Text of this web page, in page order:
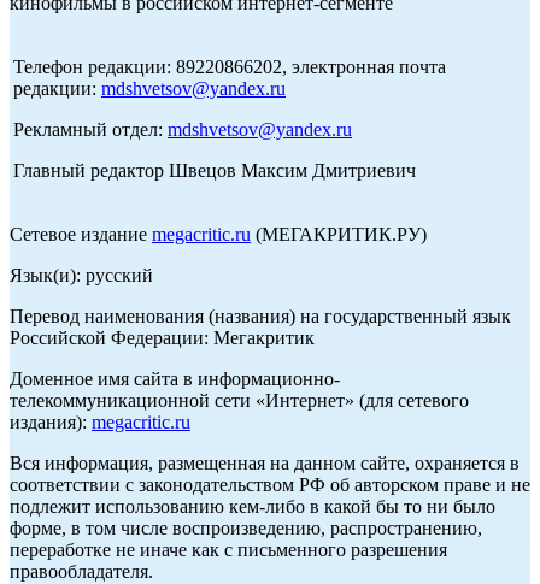
Телефон редакции: 89220866202, электронная почта
редакции: mdshvetsov@yandex.ru
Рекламный отдел: mdshvetsov@yandex.ru
Главный редактор Швецов Максим Дмитриевич
Сетевое издание megacritic.ru (МЕГАКРИТИК.РУ)
Язык(и): русский
Перевод наименования (названия) на государственный язык
Российской Федерации: Мегакритик
Доменное имя сайта в информационно-
телекоммуникационной сети «Интернет» (для сетевого
издания): megacritic.ru
Вся информация, размещенная на данном сайте, охраняется в
соответствии с законодательством РФ об авторском праве и не
подлежит использованию кем-либо в какой бы то ни было
форме, в том числе воспроизведению, распространению,
переработке не иначе как с письменного разрешения
правообладателя.